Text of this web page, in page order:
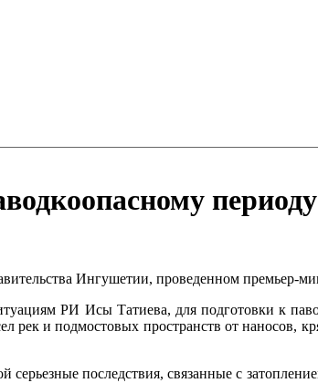
Ингушетии, проведенном премьер-
РИ Исы Татиева, для подготовки к
и подмостовых пространств от наносов,
последствия, связанные с